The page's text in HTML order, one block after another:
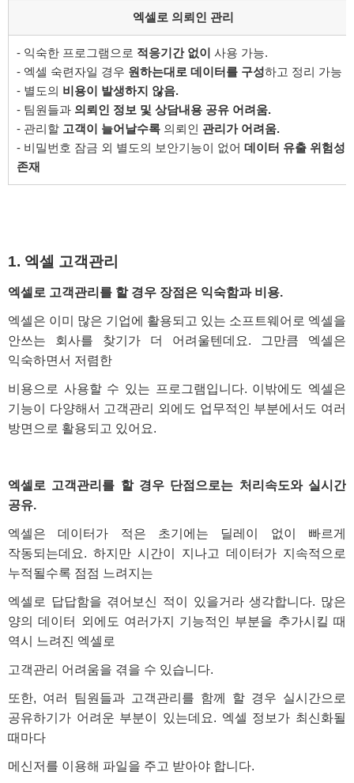
엑셀 로 의뢰인 관리
- 익숙한 프로그램으로 적응기간 없이 사용 가능.
- 엑셀 숙련자일 경우 원하는대로 데이터를 구성하고 정리 가능
- 별도의 비용이 발생하지 않음.
- 팀원들과 의뢰인 정보 및 상담내용 공유 어려움.
- 관리할 고객이 늘어날수록 의뢰인 관리가 어려움.
- 비밀번호 잠금 외 별도의 보안기능이 없어 데이터 유출 위험성
존재
1. 엑셀 고객관리
엑셀로 고객관리를 할 경우 장점은 익숙함과 비용.
엑셀은 이미 많은 기업에 활용되고 있는 소프트웨어로 엑셀을
안쓰는 회사를 찾기가 더 어려울텐데요. 그만큼 엑셀은
익숙하면서 저렴한
비용으로 사용할 수 있는 프로그램입니다. 이밖에도 엑셀은
기능이 다양해서 고객관리 외에도 업무적인 부분에서도 여러
방면으로 활용되고 있어요.
엑셀로 고객관리를 할 경우 단점으로는 처리속도와 실시간
공유.
엑셀은 데이터가 적은 초기에는 딜레이 없이 빠르게
작동되는데요. 하지만 시간이 지나고 데이터가 지속적으로
누적될수록 점점 느려지는
엑셀로 답답함을 겪어보신 적이 있을거라 생각합니다. 많은
양의 데이터 외에도 여러가지 기능적인 부분을 추가시킬 때
역시 느려진 엑셀로
고객관리 어려움을 겪을 수 있습니다.
또한, 여러 팀원들과 고객관리를 함께 할 경우 실시간으로
공유하기가 어려운 부분이 있는데요. 엑셀 정보가 최신화될
때마다
메신저를 이용해 파일을 주고 받아야 합니다.